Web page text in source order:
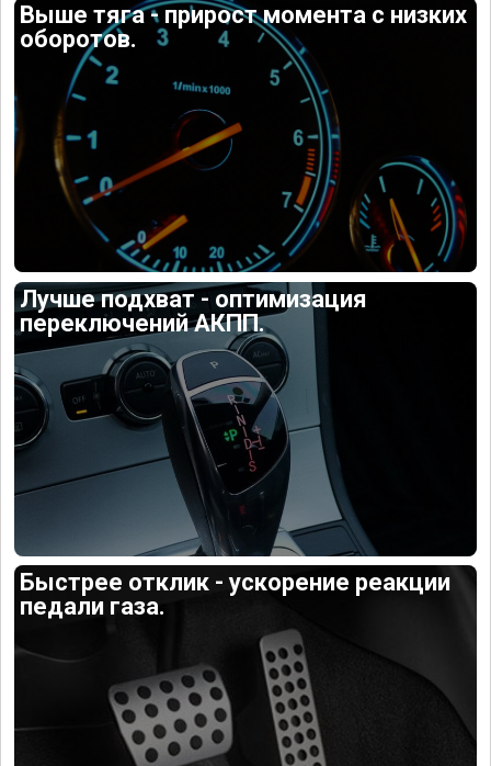
Выше тяга - прирост момента с низких
оборотов.
Лучше подхват - оптимизация
переключений АКПП.
Быстрее отклик - ускорение реакции
педали газа.